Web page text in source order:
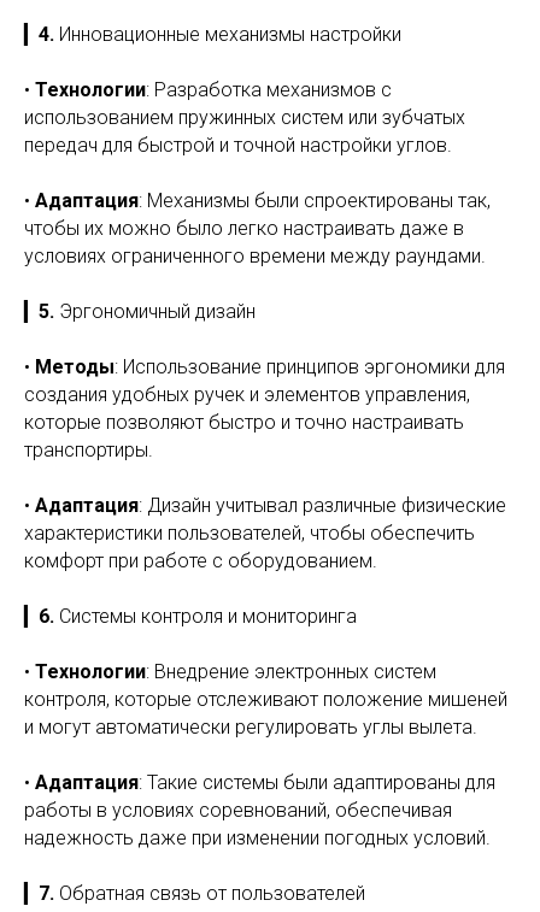
4. Инновационные механизмы настройки
• Технологии: Разработка механизмов с
использованием пружинных систем или зубчатых
передач для быстрой и точной настройки углов.
• Адаптация: Механизмы были спроектированы так,
чтобы их можно было легко настраивать даже в
условиях ограниченного времени между раундами.
5. Эргономичный дизайн
• Методы: Использование принципов эргономики для
создания удобных ручек и элементов управления,
которые позволяют быстро и точно настраивать
транспортиры.
• Адаптация: Дизайн учитывал различные физические
характеристики пользователей, чтобы обеспечить
комфорт при работе с оборудованием.
6. Системы контроля и мониторинга
• Технологии: Внедрение электронных систем
контроля, которые отслеживают положение мишеней
и могут автоматически регулировать углы вылета.
• Адаптация: Такие системы были адаптированы для
работы в условиях соревнований, обеспечивая
надежность даже при изменении погодных условий.
7. Обратная связь от пользователей